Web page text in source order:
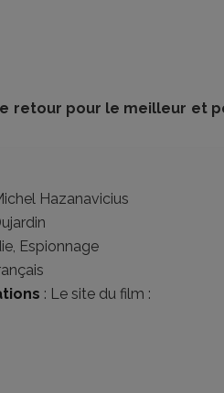
retour pour le meilleur et
Hazanavicius
, Espionnage
: Le site du film :